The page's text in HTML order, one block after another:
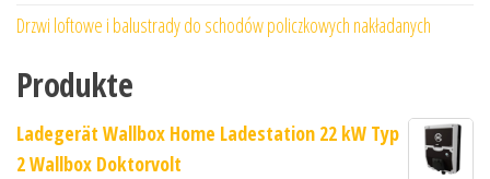
Drzwi loftowe i balustrady do schodów policzkowych nakładanych
Produkte
Ladegerät Wallbox Home Ladestation 22 kW Typ
2 Wallbox Doktorvolt